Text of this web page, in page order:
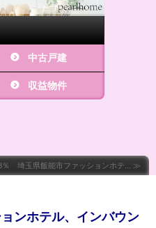
中古戸建
収益物件
埼玉県飯能市ファッションホテ... ≫
ンホテル、インバウン